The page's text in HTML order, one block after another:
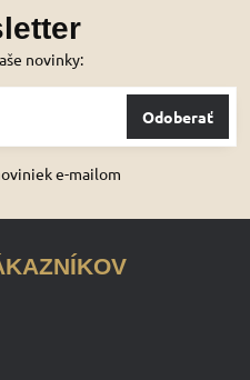
novinky:
Odoberať
e-mailom